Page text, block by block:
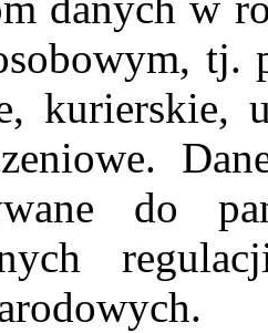
tj.
kurierskie,
do